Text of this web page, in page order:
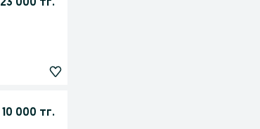
23 000 тг.
10 000 тг.